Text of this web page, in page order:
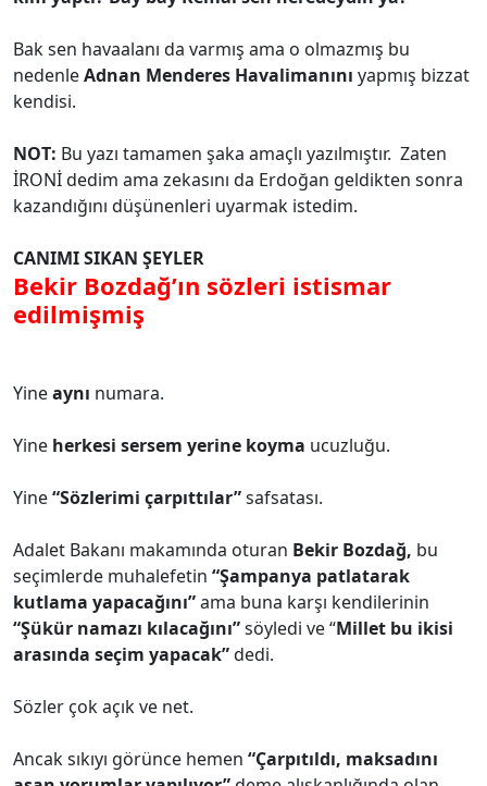
Bak sen havaalanı da varmış ama o olmazmış bu
nedenleAdnan Menderes Havalimanını yapmış bizzat
kendisi.
NOT: Bu yazı tamamen şaka amaçlı yazılmıştır. Zaten
İRONİ dedim ama zekasını da Erdoğan geldikten sonra
kazandığını düşünenleri uyarmak istedim.
CANIMI SIKAN ŞEYLER
Bekir Bozdağ’ın sözleri istismar
edilmişmiş
Yineaynı numara.
Yine herkesi sersem yerine koyma ucuzluğu.
Yine“Sözlerimi çarpıttılar”safsatası.
Adalet Bakanı makamında oturan Bekir Bozdağ, bu
seçimlerde muhalefetin “Şampanya patlatarak
kutlama yapacağını”ama buna karşı kendilerinin
“Şükür namazı kılacağını”söyledi ve “Millet bu ikisi
arasında seçim yapacak”dedi.
Sözler çok açık ve net.
Ancak sıkıyı görünce hemen “Çarpıtıldı, maksadını